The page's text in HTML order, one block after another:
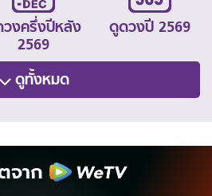
งครึ่งปีหลัง
2569
ดูดวงปี 2569
ดูทั้งหมด
จาก